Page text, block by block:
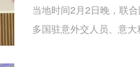
当地时间2月2日晚，联
多国驻意外交人员、意大